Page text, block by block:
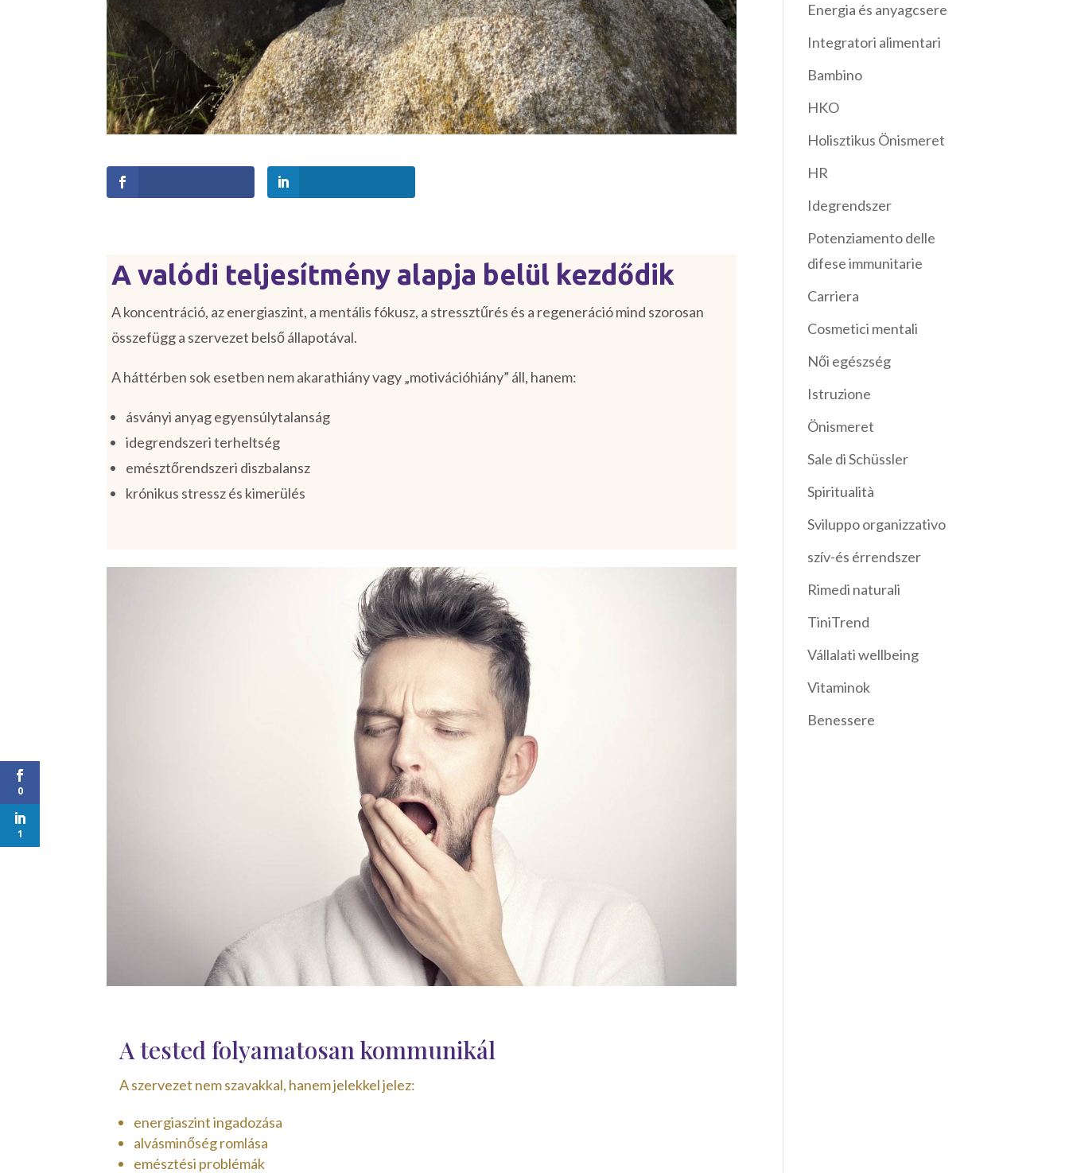
A valódi teljesítmény alapja belül kezdődik
A koncentráció, az energiaszint, a mentális fókusz, a stressztűrés és a regeneráció mind szorosan
összefügg a szervezet belső állapotával.
A háttérben sok esetben nem akarathiány vagy „motivációhiány” áll, hanem:
ásványi anyag egyensúlytalanság
idegrendszeri terheltség
emésztőrendszeri diszbalansz
krónikus stressz és kimerülés
A tested folyamatosan kommunikál
A szervezet nem szavakkal, hanem jelekkel jelez:
energiaszint ingadozása
alvásminőség romlása
emésztési problémák
Energia és anyagcsere
Integratori alimentari
Bambino
HKO
Holisztikus Önismeret
HR
Idegrendszer
Potenziamento delle
difese immunitarie
Carriera
Cosmetici mentali
Női egészség
Istruzione
Önismeret
Sale di Schüssler
Spiritualità
Sviluppo organizzativo
szív-és érrendszer
Rimedi naturali
TiniTrend
Vállalati wellbeing
Vitaminok
Benessere
0
1